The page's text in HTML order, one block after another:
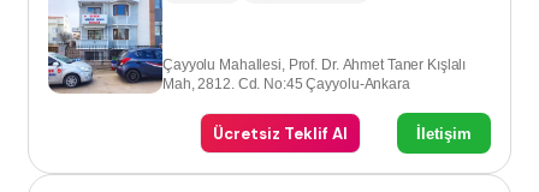
Çayyolu Mahallesi, Prof. Dr. Ahmet Taner Kışlalı
Mah, 2812. Cd. No:45 Çayyolu-Ankara
Ücretsiz Teklif Al İletişim